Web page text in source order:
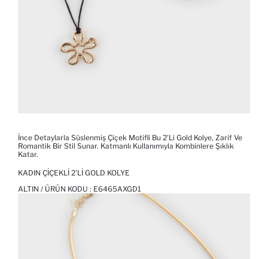
İnce Detaylarla Süslenmiş Çiçek Motifli Bu 2'li Gold Kolye, Zarif Ve
Romantik Bir Stil Sunar. Katmanlı Kullanımıyla Kombinlere Şıklık
Katar.
KADIN ÇIÇEKLI 2'LI GOLD KOLYE
ALTIN / ÜRÜN KODU : E6465AXGD1